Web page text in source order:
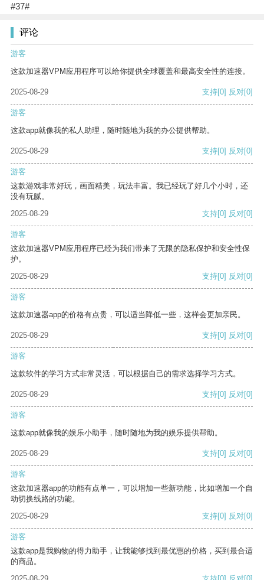
#37#
评论
游客
这款加速器VPM应用程序可以给你提供全球覆盖和最高安全性的连接。
2025-08-29 支持[0] 反对[0]
游客
这款app就像我的私人助理，随时随地为我的办公提供帮助。
2025-08-29 支持[0] 反对[0]
游客
这款游戏非常好玩，画面精美，玩法丰富。我已经玩了好几个小时，还
没有玩腻。
2025-08-29
支持[0] 反对[0]
游客
这款加速器VPM应用程序已经为我们带来了无限的隐私保护和安全性保
护。
2025-08-29
支持[0] 反对[0]
游客
这款加速器app的价格有点贵，可以适当降低一些，这样会更加亲民。
2025-08-29 支持[0] 反对[0]
游客
这款软件的学习方式非常灵活，可以根据自己的需求选择学习方式。
2025-08-29 支持[0] 反对[0]
游客
这款app就像我的娱乐小助手，随时随地为我的娱乐提供帮助。
2025-08-29 支持[0] 反对[0]
游客
这款加速器app的功能有点单一，可以增加一些新功能，比如增加一个自
动切换线路的功能。
2025-08-29
支持[0] 反对[0]
游客
这款app是我购物的得力助手，让我能够找到最优惠的价格，买到最合适
的商品。